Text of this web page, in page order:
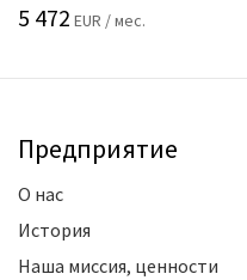
5 472 EUR / мес.
Предприятие
О нас
История
Наша миссия, ценности